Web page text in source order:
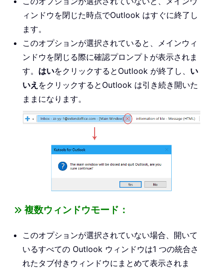
ィンドウを閉じた時点でOutlook はすぐに終了し
ます。
このオプションが選択されていると、メインウィ
ンドウを閉じる際に確認プロンプトが表示されま
す。 はいをクリックするとOutlook が終了し、 い
いえ をクリックするとOutlook は引き続き開いた
ままになります。
複数ウィンドウモード：
このオプションが選択されていない場合、開いて
いるすべての Outlook ウィンドウは1 つの統合さ
れたタブ付きウィンドウにまとめて表示されま